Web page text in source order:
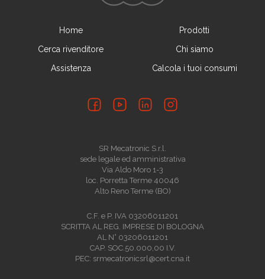
Home
Prodotti
Cerca rivenditore
Chi siamo
Assistenza
Calcola i tuoi consumi
SR Mecatronic S.r.l.
sede legale ed amministrativa
Via Aldo Moro 1-3
loc. Porretta Terme 40046
Alto Reno Terme (BO)
C.F. e P. IVA 03206011201
SCRITTA AL REG. IMPRESE DI BOLOGNA
AL N° 03206011201
CAP. SOC.50.000,00 I.V.
PEC: srmecatronicsrl@cert.cna.it